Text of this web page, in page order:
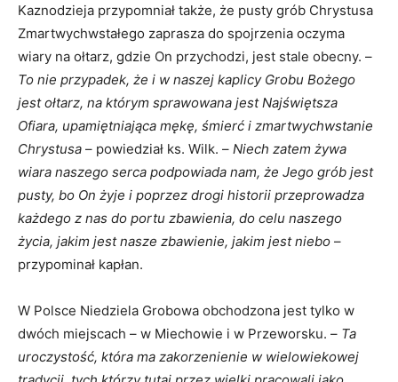
Kaznodzieja przypomniał także, że pusty grób Chrystusa
Zmartwychwstałego zaprasza do spojrzenia oczyma
wiary na ołtarz, gdzie On przychodzi, jest stale obecny. –
To nie przypadek, że i w naszej kaplicy Grobu Bożego
jest ołtarz, na którym sprawowana jest Najświętsza
Ofiara, upamiętniająca mękę, śmierć i zmartwychwstanie
Chrystusa – powiedział ks. Wilk. – Niech zatem żywa
wiara naszego serca podpowiada nam, że Jego grób jest
pusty, bo On żyje i poprzez drogi historii przeprowadza
każdego z nas do portu zbawienia, do celu naszego
życia, jakim jest nasze zbawienie, jakim jest niebo –
przypominał kapłan.
W Polsce Niedziela Grobowa obchodzona jest tylko w
dwóch miejscach – w Miechowie i w Przeworsku. – Ta
uroczystość, która ma zakorzenienie w wielowiekowej